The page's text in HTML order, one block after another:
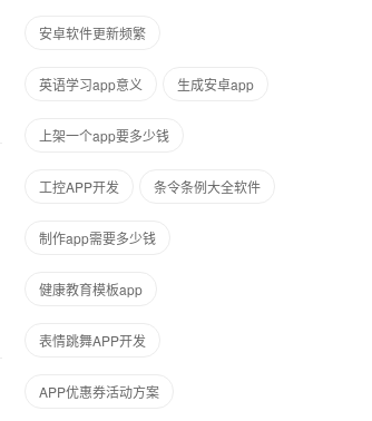
安卓软件更新频繁
英语学习app意义 生成安卓app
上架一个app要多少钱
工控APP开发 条令条例大全软件
制作app需要多少钱
健康教育模板app
表情跳舞APP开发
APP优惠券活动方案